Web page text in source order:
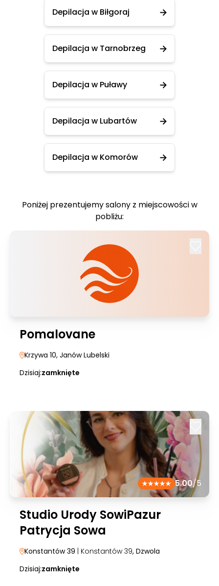
Depilacja w Biłgoraj
Depilacja w Tarnobrzeg
Depilacja w Puławy
Depilacja w Lubartów
Depilacja w Komorów
Poniżej prezentujemy salony z miejscowości w
pobliżu:
Pomalovane
Krzywa 10, Janów Lubelski
Dzisiaj:zamknięte
5.00/5
Studio Urody SowiPazur
Patrycja Sowa
Konstantów 39 | Konstantów 39, Dzwola
Dzisiaj:zamknięte